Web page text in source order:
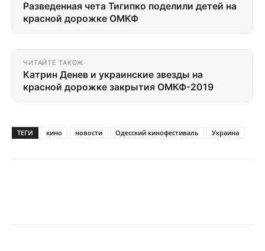
Разведенная чета Тигипко поделили детей на
красной дорожке ОМКФ
ЧИТАЙТЕ ТАКОЖ
Катрин Денев и украинские звезды на
красной дорожке закрытия ОМКФ-2019
ТЕГИ кино новости Одесский кинофестиваль Украина